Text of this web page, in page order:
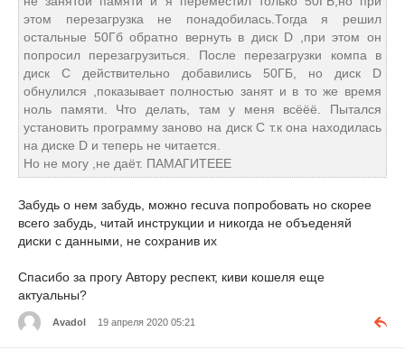
этом перезагрузка не понадобилась.Тогда я решил
остальные 50Гб обратно вернуть в диск D ,при этом он
попросил перезагрузиться. После перезагрузки компа в
диск C действительно добавились 50ГБ, но диск D
обнулился ,показывает полностью занят и в то же время
ноль памяти. Что делать, там у меня всёёё. Пытался
установить программу заново на диск С т.к она находилась
на диске D и теперь не читается.
Но не могу ,не даёт. ПАМАГИТЕЕЕ
Забудь о нем забудь, можно recuva попробовать но скорее
всего забудь, читай инструкции и никогда не объеденяй
диски с данными, не сохранив их
Спасибо за прогу Автору респект, киви кошеля еще
актуальны?
Avadol 19 апреля 2020 05:21